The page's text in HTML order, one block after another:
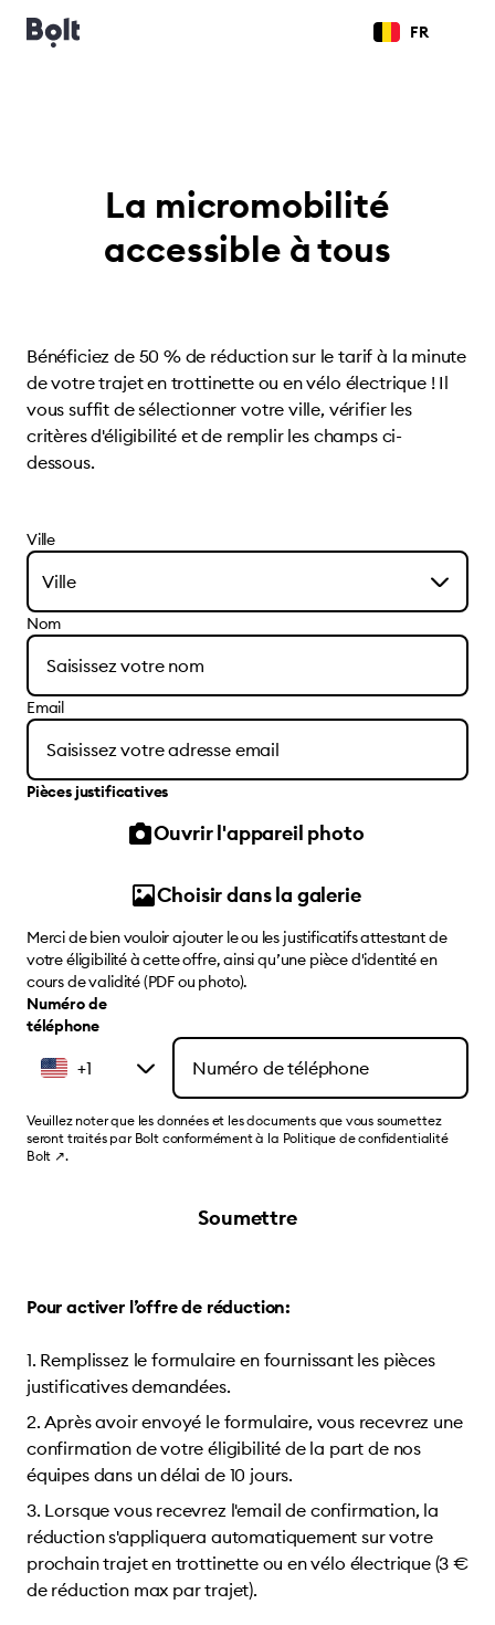
FR
La micromobilité
accessible à tous
Bénéficiez de 50 % de réduction sur le tarif à la minute
de votre trajet en trottinette ou en vélo électrique ! Il
vous suffit de sélectionner votre ville, vérifier les
critères d'éligibilité et de remplir les champs ci-
dessous.
Ville
Ville
Nom
Email
Pièces justificatives
Ouvrir l'appareil photo
Choisir dans la galerie
Merci de bien vouloir ajouter le ou les justificatifs attestant de
votre éligibilité à cette offre, ainsi qu’une pièce d'identité en
cours de validité (PDF ou photo).
Numéro de
téléphone
+1
Veuillez noter que les données et les documents que vous soumettez
seront traités par Bolt conformément à la Politique de confidentialité
Bolt ↗.
Soumettre
Pour activer l’offre de réduction:
Remplissez le formulaire en fournissant les pièces
justificatives demandées.
Après avoir envoyé le formulaire, vous recevrez une
confirmation de votre éligibilité de la part de nos
équipes dans un délai de 10 jours.
Lorsque vous recevrez l'email de confirmation, la
réduction s'appliquera automatiquement sur votre
prochain trajet en trottinette ou en vélo électrique (3 €
de réduction max par trajet).